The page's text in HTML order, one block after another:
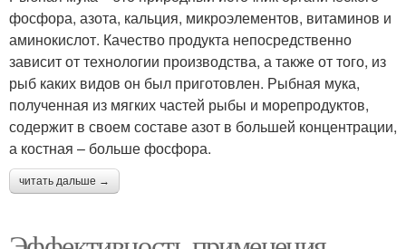
фосфора, азота, кальция, микроэлементов, витаминов и
аминокислот. Качество продукта непосредственно
зависит от технологии производства, а также от того, из
рыб каких видов он был приготовлен. Рыбная мука,
полученная из мягких частей рыбы и морепродуктов,
содержит в своем составе азот в большей концентрации,
а костная – больше фосфора.
читать дальше →